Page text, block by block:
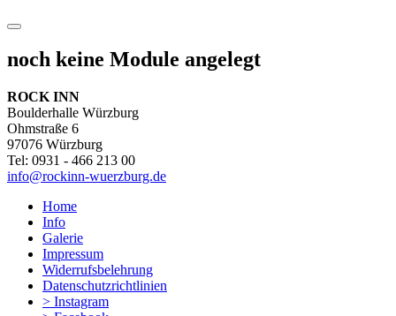
noch keine Module angelegt
ROCK INN
Boulderhalle Würzburg
Ohmstraße 6
97076 Würzburg
Tel: 0931 - 466 213 00
info@rockinn-wuerzburg.de
Home
Info
Galerie
Impressum
Widerrufsbelehrung
Datenschutzrichtlinien
> Instagram